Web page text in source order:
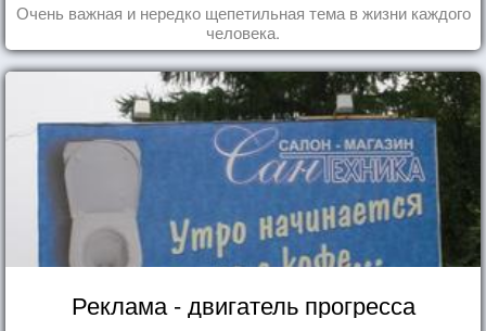
Очень важная и нередко щепетильная тема в жизни каждого
человека.
Реклама - двигатель прогресса